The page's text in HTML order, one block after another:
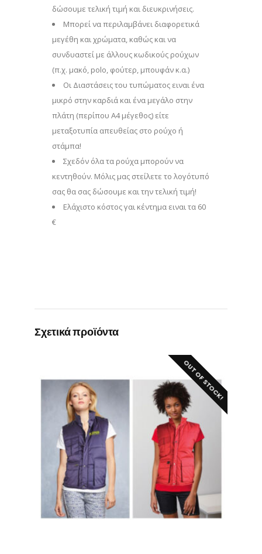
δώσουμε τελική τιμή και διευκρινήσεις.
Μπορεί να περιλαμβάνει διαφορετικά
μεγέθη και χρώματα, καθώς και να
συνδυαστεί με άλλους κωδικούς ρούχων
(π.χ. μακό, polo, φούτερ, μπουφάν κ.α.)
Οι Διαστάσεις του τυπώματος ειναι ένα
μικρό στην καρδιά και ένα μεγάλο στην
πλάτη (περίπου Α4 μέγεθος) είτε
μεταξοτυπία απευθείας στο ρούχο ή
στάμπα!
Σχεδόν όλα τα ρούχα μπορούν να
κεντηθούν. Μόλις μας στείλετε το λογότυπό
σας θα σας δώσουμε και την τελική τιμή!
Eλάχιστο κόστος γαι κέντημα ειναι τα 60
€
Σχετικά προϊόντα
OUT OF STOCK!